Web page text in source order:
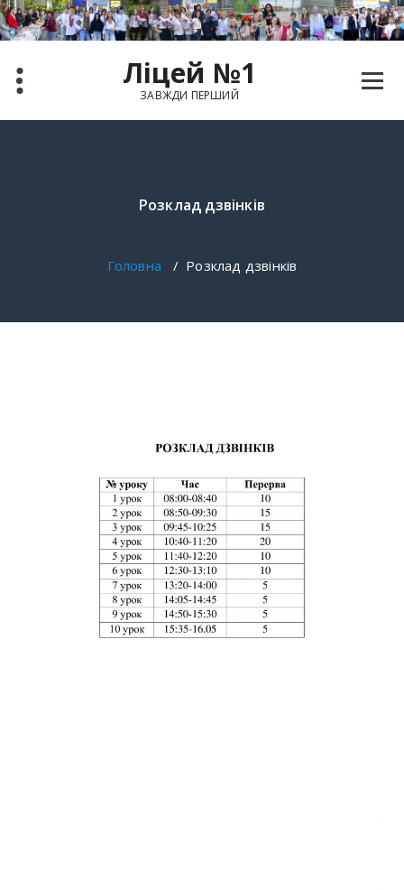
Ліцей №1
ЗАВЖДИ ПЕРШИЙ
Розклад дзвінків
Головна / Розклад дзвінків